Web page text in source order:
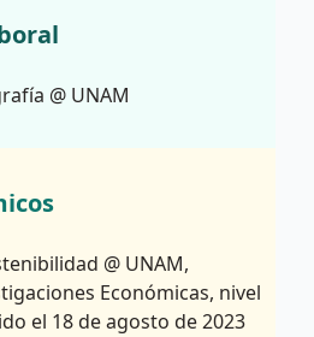
@ UNAM
@ UNAM,
Económicas, nivel
el 18 de agosto de 2023